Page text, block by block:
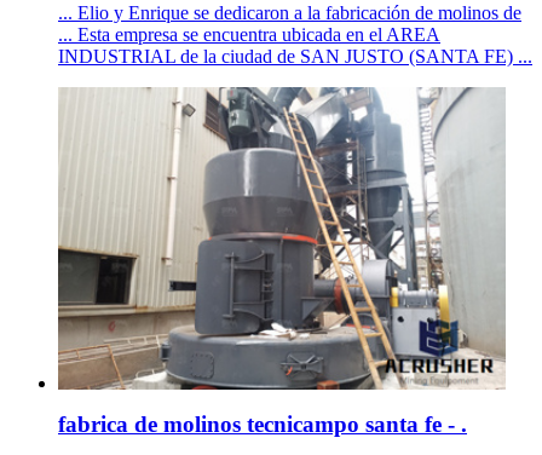
... Elio y Enrique se dedicaron a la fabricación de molinos de
... Esta empresa se encuentra ubicada en el AREA
INDUSTRIAL de la ciudad de SAN JUSTO (SANTA FE) ...
fabrica de molinos tecnicampo santa fe - .